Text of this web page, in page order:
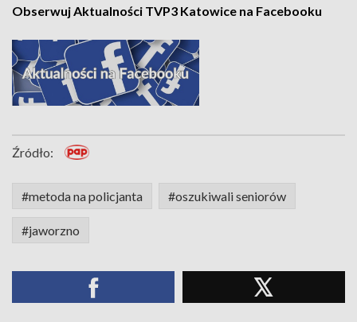
Obserwuj Aktualności TVP3 Katowice na Facebooku
Źródło:
#metoda na policjanta #oszukiwali seniorów
#jaworzno